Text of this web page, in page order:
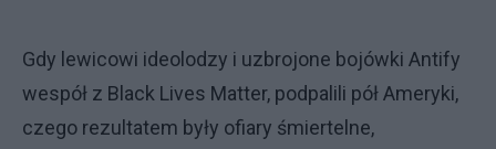
Gdy lewicowi ideolodzy i uzbrojone bojówki Antify
wespół z Black Lives Matter, podpalili pół Ameryki,
czego rezultatem były ofiary śmiertelne,